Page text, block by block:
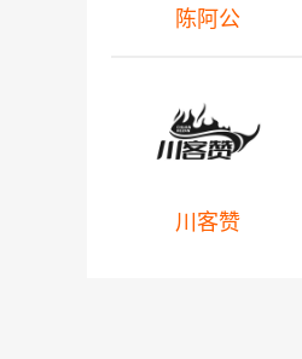
陈阿公
川客赞